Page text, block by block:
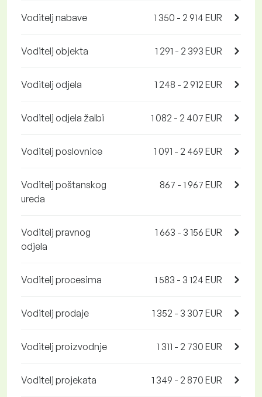
Voditelj nabave 1 350 - 2 914 EUR
Voditelj objekta 1 291 - 2 393 EUR
Voditelj odjela 1 248 - 2 912 EUR
Voditelj odjela žalbi 1 082 - 2 407 EUR
Voditelj poslovnice 1 091 - 2 469 EUR
Voditelj poštanskog
ureda
867 - 1 967 EUR
Voditelj pravnog
odjela
1 663 - 3 156 EUR
Voditelj procesima 1 583 - 3 124 EUR
Voditelj prodaje 1 352 - 3 307 EUR
Voditelj proizvodnje 1 311 - 2 730 EUR
Voditelj projekata 1 349 - 2 870 EUR